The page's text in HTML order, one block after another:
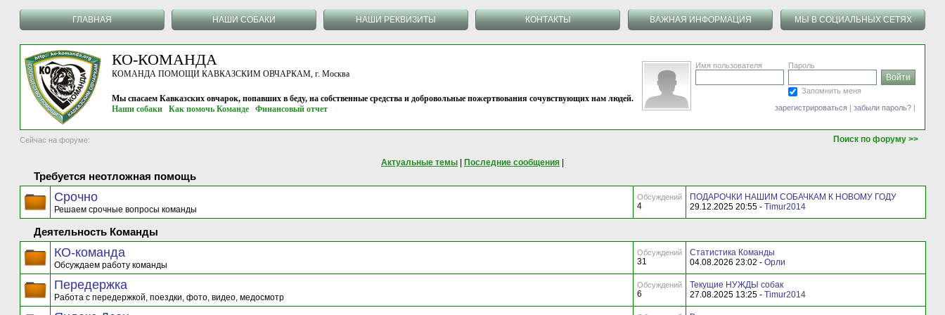
ГЛАВНАЯ НАШИ СОБАКИ НАШИ РЕКВИЗИТЫ КОНТАКТЫ ВАЖНАЯ ИНФОРМАЦИЯ МЫ В СОЦИАЛЬНЫХ СЕТЯХ
КО-КОМАНДА
КОМАНДА ПОМОЩИ КАВКАЗСКИМ ОВЧАРКАМ, г. Москва
Мы спасаем Кавказских овчарок, попавших в беду, на собственные средства и добровольные пожертвования сочувствующих нам людей.
Наши собаки
Как помочь Команде Финансовый отчет
Имя пользователя Пароль
Запомнить меня
зарегистрироваться | забыли пароль? |
Сейчас на форуме: Поиск по форуму >>
Актуальные темы Последние сообщения
Требуется неотложная помощь
Срочно
Решаем срочные вопросы команды
Обсуждений
4
ПОДАРОЧКИ НАШИМ СОБАЧКАМ К НОВОМУ ГОДУ
29.12.2025 20:55 - Timur2014
Деятельность Команды
КО-команда
Обсуждаем работу команды
Обсуждений
31
Статистика Команды
04.08.2026 23:02 - Орли
Передержка
Работа с передержкой, поездки, фото, видео, медосмотр
Обсуждений
6
Текущие НУЖДЫ собак
27.08.2025 13:25 - Timur2014